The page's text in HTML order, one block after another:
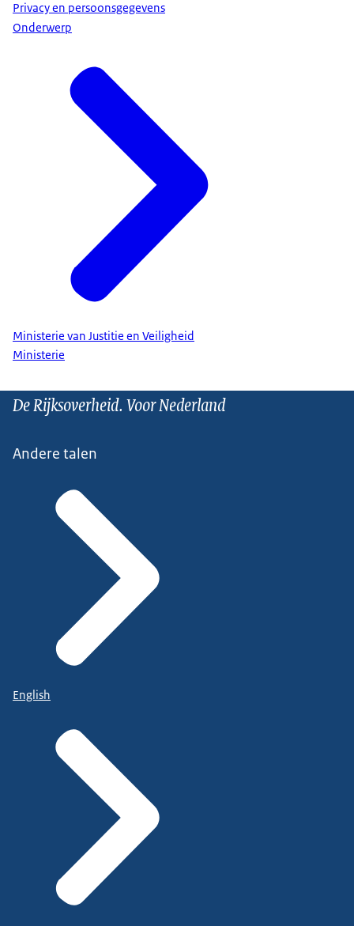
Privacy en persoonsgegevens
Onderwerp
Ministerie van Justitie en Veiligheid
Ministerie
De Rijksoverheid. Voor Nederland
Andere talen
English